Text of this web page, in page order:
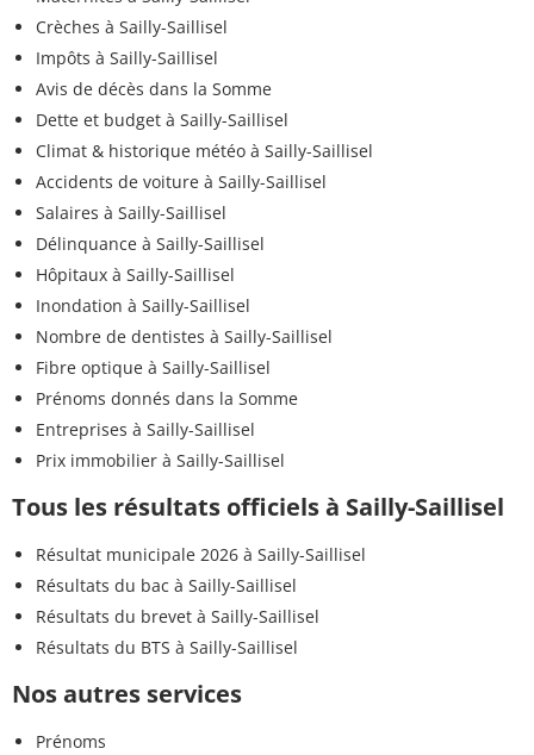
Crèches à Sailly-Saillisel
Impôts à Sailly-Saillisel
Avis de décès dans la Somme
Dette et budget à Sailly-Saillisel
Climat & historique météo à Sailly-Saillisel
Accidents de voiture à Sailly-Saillisel
Salaires à Sailly-Saillisel
Délinquance à Sailly-Saillisel
Hôpitaux à Sailly-Saillisel
Inondation à Sailly-Saillisel
Nombre de dentistes à Sailly-Saillisel
Fibre optique à Sailly-Saillisel
Prénoms donnés dans la Somme
Entreprises à Sailly-Saillisel
Prix immobilier à Sailly-Saillisel
Tous les résultats officiels à Sailly-Saillisel
Résultat municipale 2026 à Sailly-Saillisel
Résultats du bac à Sailly-Saillisel
Résultats du brevet à Sailly-Saillisel
Résultats du BTS à Sailly-Saillisel
Nos autres services
Prénoms